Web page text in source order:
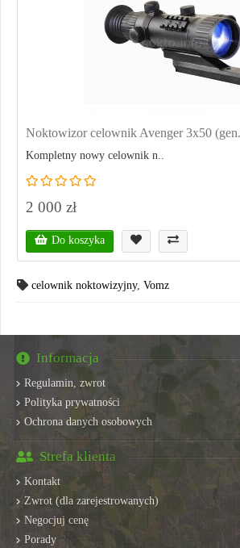
Noktowizor celownik Avenger 3x50
Kompletny nowy celownik n..
2 000 zł
Do koszyka
celownik noktowizyjny, Vomz
Informacja
Regulamin, zwrot
Polityka prywatności
Ochrona danych osobowych
Strefa klienta
Kontakt
Zwrot (dla zarejestrowanych)
Negocjuj cenę
Porady